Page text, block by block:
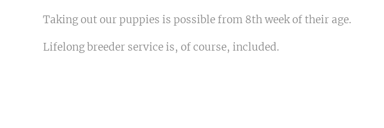
Taking out our puppies is possible from 8th week of their age.
Lifelong breeder service is, of course, included.